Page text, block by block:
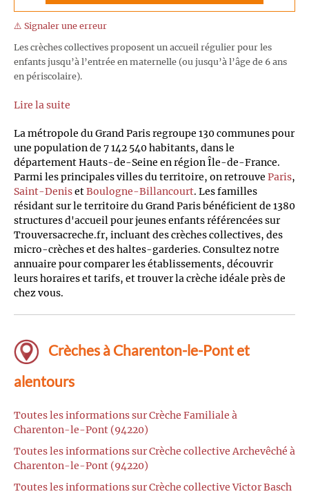
⚠️ Signaler une erreur
Les crèches collectives proposent un accueil régulier pour les
enfants jusqu’à l’entrée en maternelle (ou jusqu’à l’âge de 6 ans
en périscolaire).
Lire la suite
La métropole du Grand Paris regroupe 130 communes pour
une population de 7 142 540 habitants, dans le
département Hauts-de-Seine en région Île-de-France.
Parmi les principales villes du territoire, on retrouve Paris,
Saint-DenisetBoulogne-Billancourt. Les familles
résidant sur le territoire du Grand Paris bénéficient de 1380
structures d'accueil pour jeunes enfants référencées sur
Trouversacreche.fr, incluant des crèches collectives, des
micro-crèches et des haltes-garderies. Consultez notre
annuaire pour comparer les établissements, découvrir
leurs horaires et tarifs, et trouver la crèche idéale près de
chez vous.
Crèches à Charenton-le-Pont et
alentours
Toutes les informations sur Crèche Familiale à
Charenton-le-Pont (94220)
Toutes les informations sur Crèche collective Archevêché à
Charenton-le-Pont (94220)
Toutes les informations sur Crèche collective Victor Basch